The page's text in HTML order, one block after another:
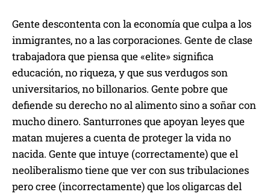
Gente descontenta con la economía que culpa a los
inmigrantes, no a las corporaciones. Gente de clase
trabajadora que piensa que «elite» significa
educación, no riqueza, y que sus verdugos son
universitarios, no billonarios. Gente pobre que
defiende su derecho no al alimento sino a soñar con
mucho dinero. Santurrones que apoyan leyes que
matan mujeres a cuenta de proteger la vida no
nacida. Gente que intuye (correctamente) que el
neoliberalismo tiene que ver con sus tribulaciones
pero cree (incorrectamente) que los oligarcas del